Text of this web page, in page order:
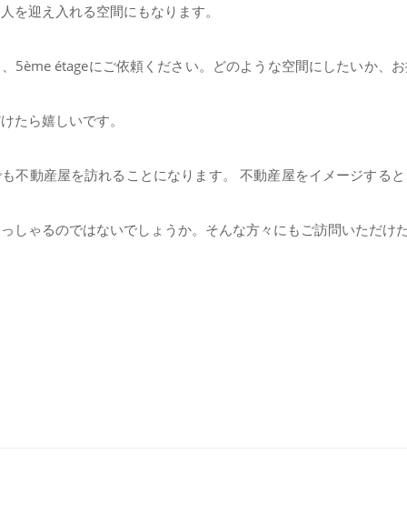
を迎え入れる空間にもなります。
5ème étageにご依頼ください。どのような空間にしたいか、
たら嬉しいです。
不動産屋を訪れることになります。 不動産屋をイメージする
しゃるのではないでしょうか。そんな方々にもご訪問いただけ